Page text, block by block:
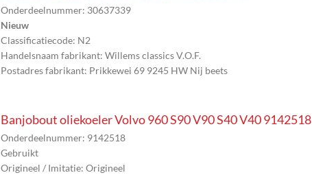
Onderdeelnummer: 30637339
Nieuw
Classificatiecode: N2
Handelsnaam fabrikant: Willems classics V.O.F.
Postadres fabrikant: Prikkewei 69 9245 HW Nij beets
Banjobout oliekoeler Volvo 960 S90 V90 S40 V40 9142518
Onderdeelnummer: 9142518
Gebruikt
Origineel / Imitatie: Origineel